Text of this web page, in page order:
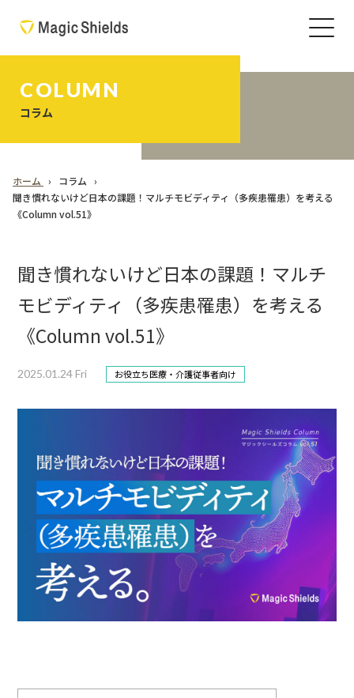
COLUMN
コラム
ホーム
コラム
聞き慣れないけど日本の課題！マルチモビディティ（多疾患罹患）を考える
《Column vol.51》
聞き慣れないけど日本の課題！マルチ
モビディティ（多疾患罹患）を考える
《Column vol.51》
2025.01.24 Fri お役立ち医療・介護従事者向け